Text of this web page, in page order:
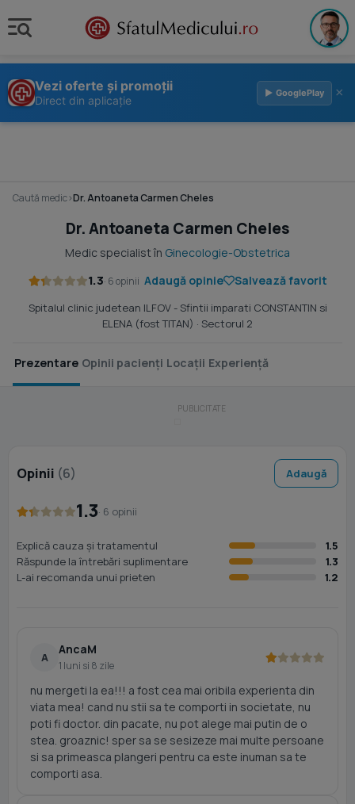
Vezi oferte și promoții
Direct din aplicație
▶ GooglePlay ×
Caută medic›Dr. Antoaneta Carmen Cheles
Dr. Antoaneta Carmen Cheles
Medic specialist în Ginecologie-Obstetrica
1.3· 6 opinii Adaugă opinie Salvează favorit
Spitalul clinic judetean ILFOV - Sfintii imparati CONSTANTIN si
ELENA (fost TITAN) · Sectorul 2
Prezentare Opinii pacienți Locații Experiență
Opinii (6) Adaugă
1.3· 6 opinii
Explică cauza și tratamentul
1.5
Răspunde la întrebări suplimentare
1.3
L-ai recomanda unui prieten
1.2
A
AncaM
1 luni si 8 zile
nu mergeti la ea!!! a fost cea mai oribila experienta din
viata mea! cand nu stii sa te comporti in societate, nu
poti fi doctor. din pacate, nu pot alege mai putin de o
stea. groaznic! sper sa se sesizeze mai multe persoane
si sa primeasca plangeri pentru ca este inuman sa te
comporti asa.